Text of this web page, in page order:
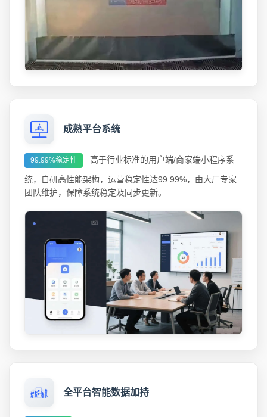
成熟平台系统
99.99%稳定性 高于行业标准的用户端/商家端小程序系
统，自研高性能架构，运营稳定性达99.99%，由大厂专家
团队维护，保障系统稳定及同步更新。
全平台智能数据加持